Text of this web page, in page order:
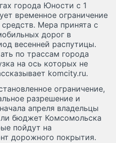
города Юности с 1
временное ограничение
Мера принята с
дорог в
весенней распутицы.
по трассам города
на ось которых не
komcity.ru.
ограничение,
разрешение и
апреля владельцы
бюджет Комсомольска
пойдут на
дорожного покрытия.